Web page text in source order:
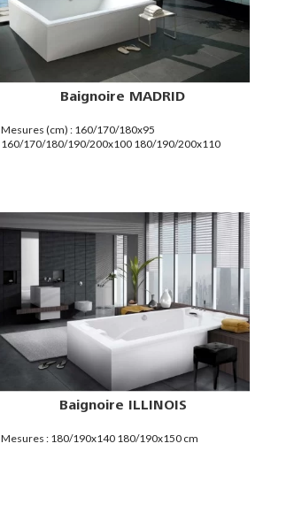
Baignoire MADRID
Mesures (cm) : 160/170/180x95
160/170/180/190/200x100 180/190/200x110
Baignoire ILLINOIS
Mesures : 180/190x140 180/190x150 cm